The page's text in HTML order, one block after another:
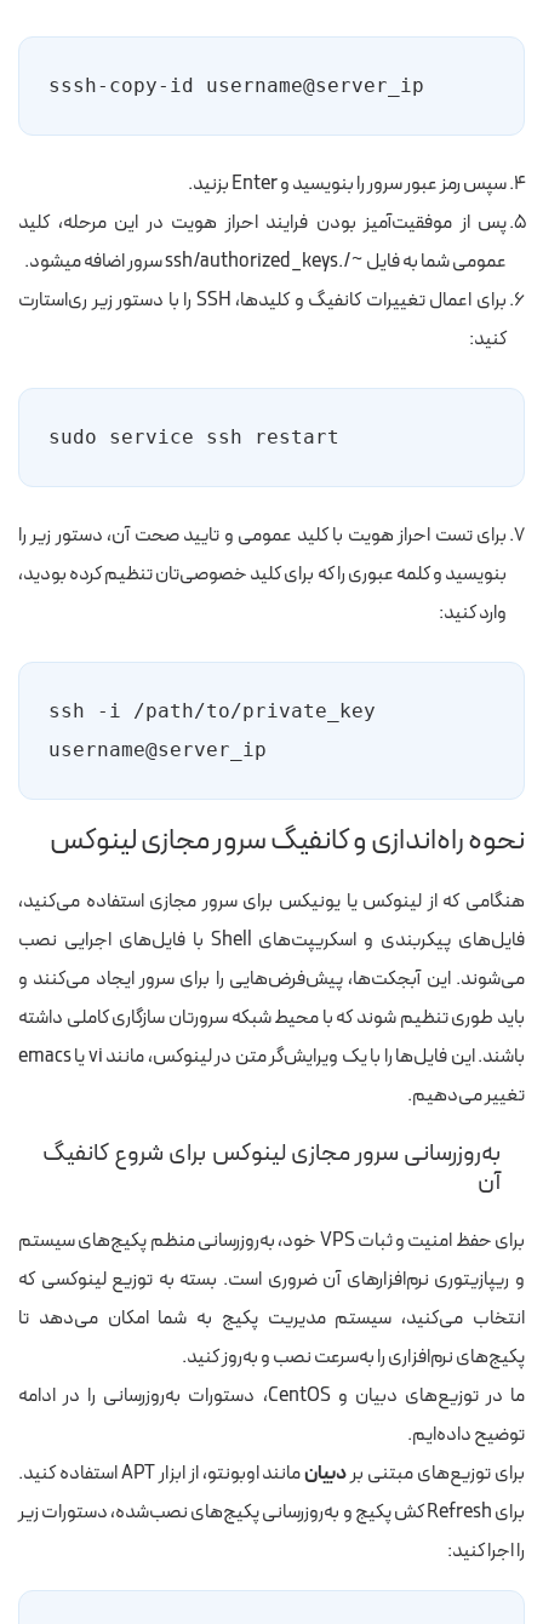
sssh-copy-id username@server_ip
سپس رمز عبور سرور را بنویسید و Enter بزنید.
پس از موفقیت‌آمیز بودن فرایند احراز هویت در این مرحله، کلید
عمومی شما به فایل ~/.ssh/authorized_keys سرور اضافه می‎شود.
برای اعمال تغییرات کانفیگ و کلیدها، SSH را با دستور زیر ری‌استارت
کنید:
sudo service ssh restart
برای تست احراز هویت با کلید عمومی و تایید صحت آن، دستور زیر را
بنویسید و کلمه عبوری را که برای کلید خصوصی‌تان تنظیم کرده بودید،
وارد کنید:
ssh -i /path/to/private_key
username@server_ip
نحوه راه‌اندازی و کانفیگ سرور مجازی لینوکس
هنگامی که از لینوکس یا یونیکس برای سرور مجازی استفاده می‌کنید،
فایل‌های پیکربندی و اسکریپت‌های Shell با فایل‌های اجرایی نصب
می‌شوند. این آبجکت‌ها، پیش‌فرض‌هایی را برای سرور ایجاد می‌کنند و
باید طوری تنظیم شوند که با محیط شبکه سرورتان سازگاری کاملی داشته
باشند. این فایل‌ها را با یک ویرایش‌گر متن در لینوکس، مانند vi یا emacs
تغییر می‌دهیم.
به‌روزرسانی سرور مجازی لینوکس برای شروع کانفیگ
آن
برای حفظ امنیت و ثبات VPS خود، به‌روزرسانی منظم پکیج‌های سیستم
و ریپازیتوری نرم‌افزارهای آن ضروری است. بسته به توزیع لینوکسی که
انتخاب می‌کنید، سیستم مدیریت پکیج به شما امکان می‌دهد تا
پکیج‌های نرم‌افزاری را به‌سرعت نصب و به‌روز کنید.
ما در توزیع‌های دبیان و CentOS، دستورات به‌روزرسانی را در ادامه
توضیح داده‌ایم.
برای توزیع‌های مبتنی بر دبیان
مانند اوبونتو، از ابزار APT استفاده کنید.
برای Refresh کش پکیج و به‌روزرسانی پکیج‌های نصب‌شده، دستورات زیر
را اجرا کنید: